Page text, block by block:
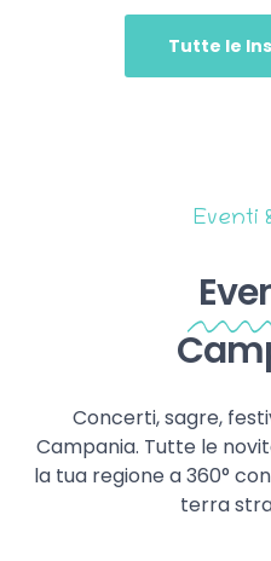
Tutte le
Eventi
Concerti, sagre,
Campania. Tutte le
la tua regione a 360°
terra